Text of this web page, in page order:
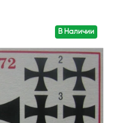
В Наличии